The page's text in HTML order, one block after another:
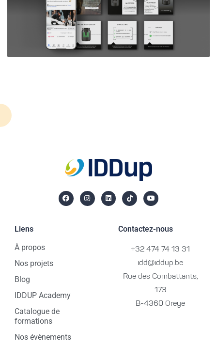
Liens
À propos
Nos projets
Blog
IDDUP Academy
Catalogue de
formations
Nos évènements
Contactez-nous
+32 474 74 13 31
idd@iddup.be
Rue des Combattants,
173
B-4360 Oreye